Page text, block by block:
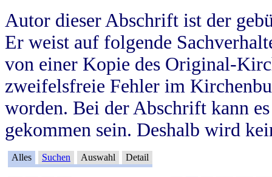
Autor dieser Abschrift ist der
Er weist auf folgende
von einer Kopie des Original-
zweifelsfreie Fehler im
worden. Bei der Abschrift kann
gekommen sein. Deshalb wird
Alles Suchen Auswahl Detail